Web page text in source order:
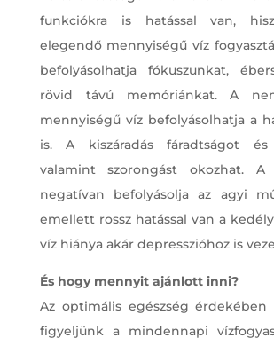
funkciókra is hatással van,
elegendő mennyiségű víz
befolyásolhatja fókuszunkat,
rövid távú memóriánkat. A
mennyiségű víz befolyásolhatja a
is. A kiszáradás fáradtságot és
valamint szorongást okozhat. A
negatívan befolyásolja az agyi
emellett rossz hatással van a
víz hiánya akár depresszióhoz is
És hogy mennyit ajánlott inni?
Az optimális egészség érdekében
figyeljünk a mindennapi